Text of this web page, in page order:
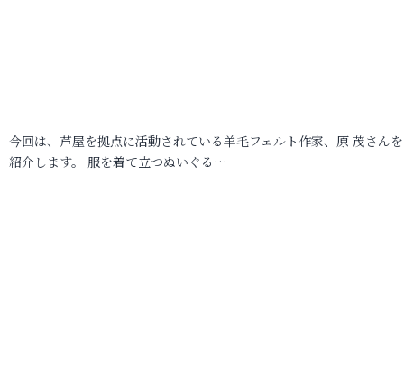
今回は、芦屋を拠点に活動されている羊毛フェルト作家、原 茂さん
紹介します。 服を着て立つぬいぐる…